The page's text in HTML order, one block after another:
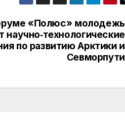
«Полюс» молодежь
по развитию Арктики и
Севморпути